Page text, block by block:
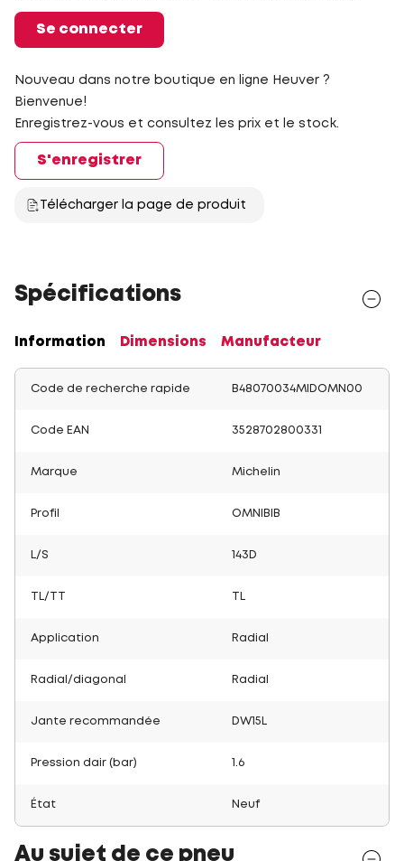
Se connecter
Nouveau dans notre boutique en ligne Heuver ?
Bienvenue!
Enregistrez-vous et consultez les prix et le stock.
S'enregistrer
Télécharger la page de produit
Spécifications
Information Dimensions Manufacteur
Code de recherche rapide B48070034MIDOMN00
Code EAN 3528702800331
Marque Michelin
Profil OMNIBIB
L/S 143D
TL/TT
Application Radial
Radial/diagonal Radial
Jante recommandée DW15L
Pression dair (bar) 1.6
État Neuf
Au sujet de ce pneu